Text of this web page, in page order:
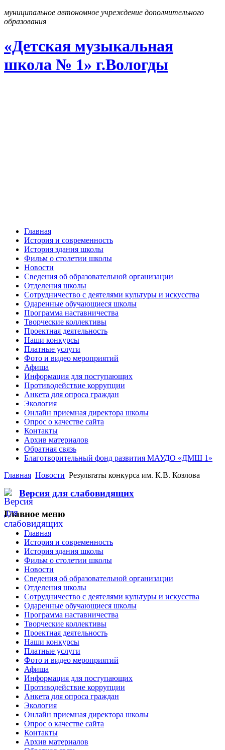
муниципальное автономное учреждение дополнительного
образования
«Детская музыкальная
школа № 1» г.Вологды
Главная
История и современность
История здания школы
Фильм о столетии школы
Новости
Сведения об образовательной организации
Отделения школы
Сотрудничество с деятелями культуры и искусства
Одаренные обучающиеся школы
Программа наставничества
Творческие коллективы
Проектная деятельность
Наши конкурсы
Платные услуги
Фото и видео мероприятий
Афиша
Информация для поступающих
Противодействие коррупции
Анкета для опроса граждан
Экология
Онлайн приемная директора школы
Опрос о качестве сайта
Контакты
Архив материалов
Обратная связь
Благотворительный фонд развития МАУДО «ДМШ 1»
Главная Новости Результаты конкурса им. К.В. Козлова
Версия для слабовидящих
Главное меню
Главная
История и современность
История здания школы
Фильм о столетии школы
Новости
Сведения об образовательной организации
Отделения школы
Сотрудничество с деятелями культуры и искусства
Одаренные обучающиеся школы
Программа наставничества
Творческие коллективы
Проектная деятельность
Наши конкурсы
Платные услуги
Фото и видео мероприятий
Афиша
Информация для поступающих
Противодействие коррупции
Анкета для опроса граждан
Экология
Онлайн приемная директора школы
Опрос о качестве сайта
Контакты
Архив материалов